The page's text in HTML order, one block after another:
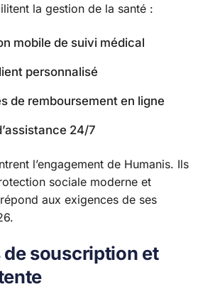
la gestion de la santé :
mobile de suivi médical
personnalisé
de remboursement en ligne
24/7
l’engagement de Humanis. Ils
sociale moderne et
aux exigences de ses
de souscription et